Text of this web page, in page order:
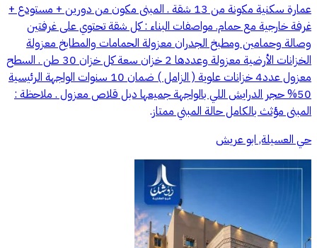
عمارة سكنية مكونة من 13 شقة . المبنى مكون من دورين + مستودع +
غرفة خارجية مع حمام. مواصفات البناء : كل شقة تحتوي على غرفتين
وصالة وحمامين ومطبخ الجدران معزولة الحمامات والمطابخ معزولة
الخزانات الأرضية معزولة وعددها 2 خزان سعة كل خزان 30 طن . السطح
معزول عدد4 خزانات علوية ( الزامل ) ضمان 10 سنوات الواجهة الرئيسية
50% حجر الدرايش اللي بالواجهة جميعها دبل قلاص معزول . ملاحظة :
المبنى مؤثث بالكامل حالة المبني ممتاز.
حي العسيلة, ابو عريش